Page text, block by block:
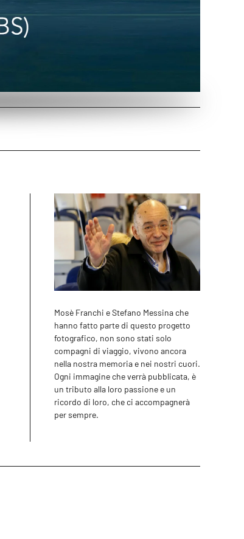
Mosè Franchi e Stefano Messina che
hanno fatto parte di questo progetto
fotografico, non sono stati solo
compagni di viaggio, vivono ancora
nella nostra memoria e nei nostri cuori.
Ogni immagine che verrà pubblicata, è
un tributo alla loro passione e un
ricordo di loro, che ci accompagnerà
per sempre.